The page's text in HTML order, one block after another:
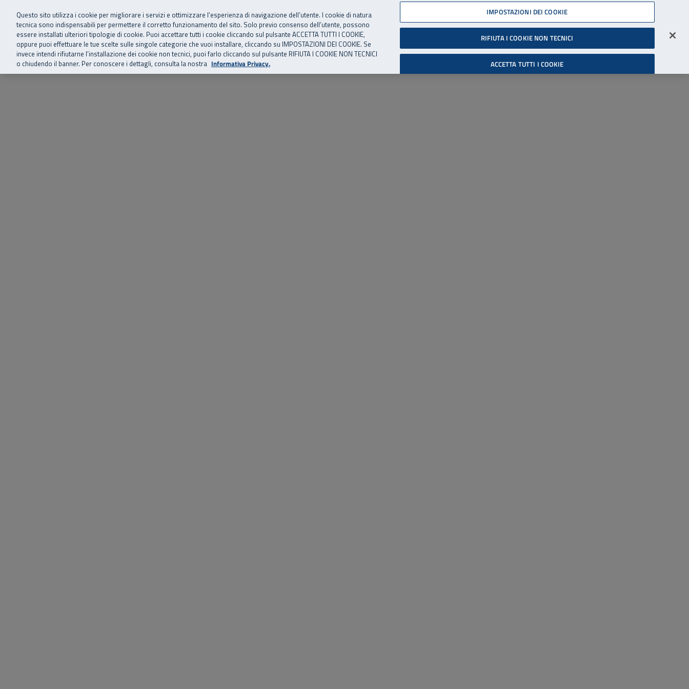
Vai al menu principale
Vai al contenuto principale
Vai al Footer 06 45539607
SuperAbile - il Contact Center Inail per il mondo della disabilità
Home Chi siamo Storie, news ed eventi Risorse utili Supporto Accessibilità
Cerca
Accedi all'area riservata
Questo sito utilizza i cookie per migliorare i servizi e ottimizzare l’esperienza di navigazione dell’utente. I cookie di natura
tecnica sono indispensabili per permettere il corretto funzionamento del sito. Solo previo consenso dell’utente, possono
essere installati ulteriori tipologie di cookie. Puoi accettare tutti i cookie cliccando sul pulsante ACCETTA TUTTI I COOKIE,
oppure puoi effettuare le tue scelte sulle singole categorie che vuoi installare, cliccando su IMPOSTAZIONI DEI COOKIE. Se
invece intendi rifiutarne l’installazione dei cookie non tecnici, puoi farlo cliccando sul pulsante RIFIUTA I COOKIE NON TECNICI
o chiudendo il banner. Per conoscere i dettagli, consulta la nostra Informativa Privacy.
IMPOSTAZIONI DEI COOKIE
RIFIUTA I COOKIE NON TECNICI
ACCETTA TUTTI I COOKIE